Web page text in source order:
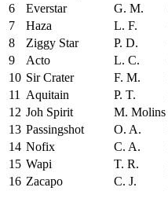
6
Everstar G. M.
7
Haza L. F.
8
Ziggy Star P. D.
9
Acto L. C.
10 Sir Crater F. M.
11
Aquitain P. T.
12 Joh Spirit M. Molins
13 Passingshot O. A.
14 Nofix C. A.
15 Wapi T. R.
16 Zacapo C. J.